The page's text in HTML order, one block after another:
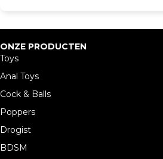
ONZE PRODUCTEN
Toys
Anal Toys
Cock & Balls
Poppers
Drogist
BDSM